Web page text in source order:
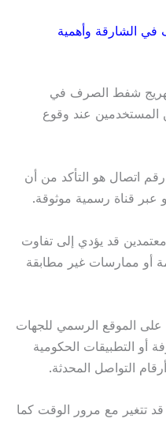
الشارقة وأهمية
شفط الصرف في
المستخدمين عند وقوع
اتصال هو التأكد من أن
قناة رسمية موثوقة.
قد يؤدي إلى تفاوت
أو ممارسات غير مطابقة
على الموقع الرسمي للجهات
أو التطبيقات الحكومية
التواصل المحدثة.
تتغير مع مرور الوقت كما